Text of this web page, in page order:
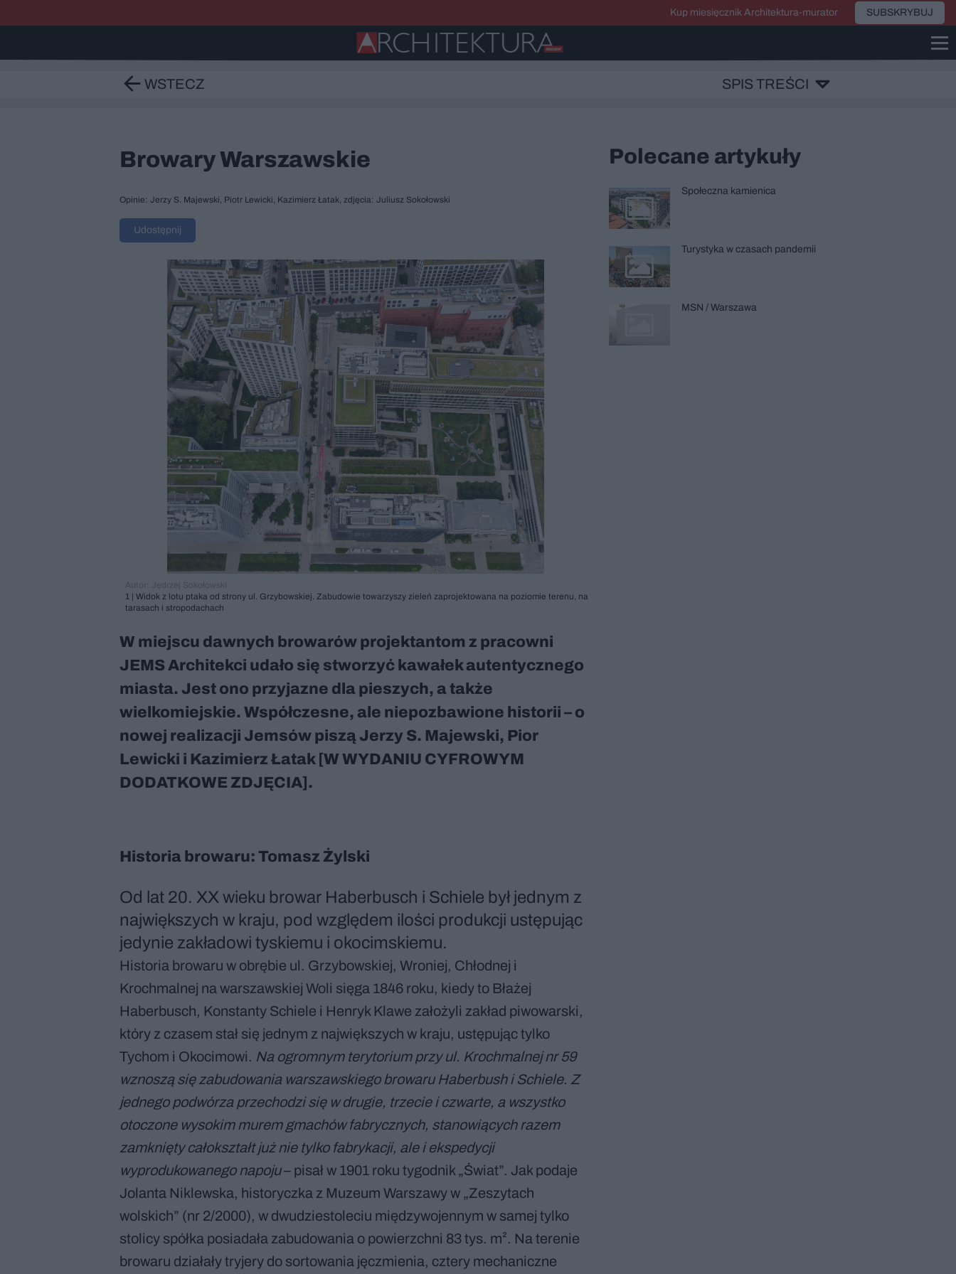
Kup miesięcznik Architektura-murator SUBSKRYBUJ
WSTECZ SPIS TREŚCI
Browary Warszawskie
Opinie: Jerzy S. Majewski, Piotr Lewicki, Kazimierz Łatak, zdjęcia: Juliusz Sokołowski
Udostępnij
Autor: Jędrzej Sokołowski
1 | Widok z lotu ptaka od strony ul. Grzybowskiej. Zabudowie towarzyszy zieleń zaprojektowana na poziomie terenu, na
tarasach i stropodachach
W miejscu dawnych browarów projektantom z pracowni
JEMS Architekci udało się stworzyć kawałek autentycznego
miasta. Jest ono przyjazne dla pieszych, a także
wielkomiejskie. Współczesne, ale niepozbawione historii – o
nowej realizacji Jemsów piszą Jerzy S. Majewski, Pior
Lewicki i Kazimierz Łatak [W WYDANIU CYFROWYM
DODATKOWE ZDJĘCIA].
Historia browaru: Tomasz Żylski
Od lat 20. XX wieku browar Haberbusch i Schiele był jednym z
największych w kraju, pod względem ilości produkcji ustępując
jedynie zakładowi tyskiemu i okocimskiemu.
Historia browaru w obrębie ul. Grzybowskiej, Wroniej, Chłodnej i
Krochmalnej na warszawskiej Woli sięga 1846 roku, kiedy to Błażej
Haberbusch, Konstanty Schiele i Henryk Klawe założyli zakład piwowarski,
który z czasem stał się jednym z największych w kraju, ustępując tylko
Tychom i Okocimowi. Na ogromnym terytorium przy ul. Krochmalnej nr 59
wznoszą się zabudowania warszawskiego browaru Haberbush i Schiele. Z
jednego podwórza przechodzi się w drugie, trzecie i czwarte, a wszystko
otoczone wysokim murem gmachów fabrycznych, stanowiących razem
zamknięty całokształt już nie tylko fabrykacji, ale i ekspedycji
wyprodukowanego napoju– pisał w 1901 roku tygodnik „Świat”. Jak podaje
Jolanta Niklewska, historyczka z Muzeum Warszawy w „Zeszytach
wolskich” (nr 2/2000), w dwudziestoleciu międzywojennym w samej tylko
stolicy spółka posiadała zabudowania o powierzchni 83 tys. m². Na terenie
browaru działały tryjery do sortowania jęczmienia, cztery mechaniczne
Polecane artykuły
Społeczna kamienica
Turystyka w czasach pandemii
MSN / Warszawa